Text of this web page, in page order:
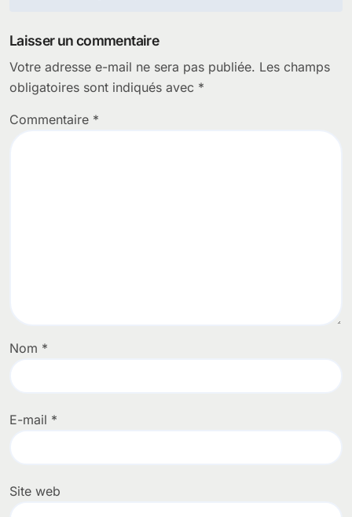
Laisser un commentaire
Votre adresse e-mail ne sera pas publiée. Les champs
obligatoires sont indiqués avec *
Commentaire *
Nom *
E-mail *
Site web